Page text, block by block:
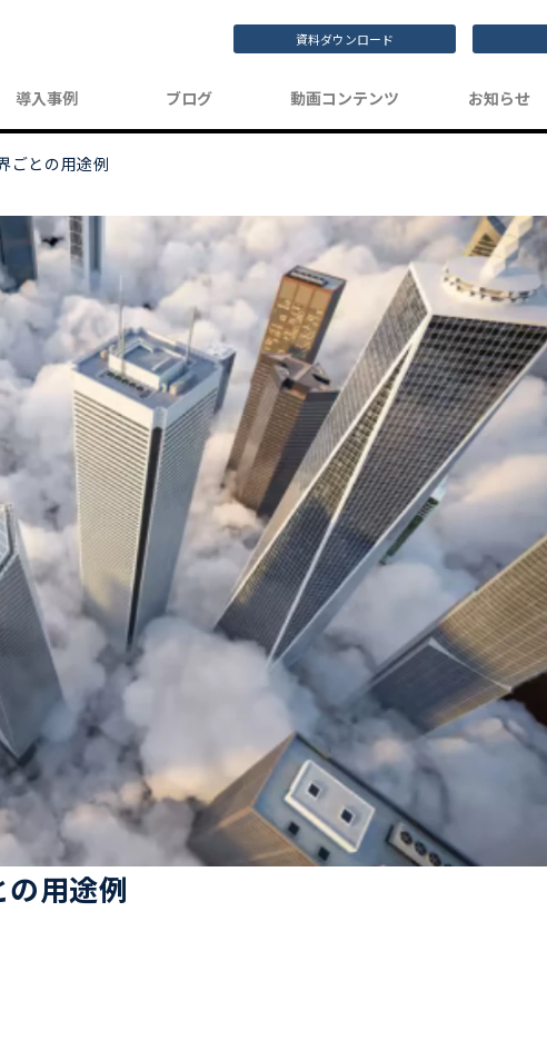
資料ダウンロード
導入事例 ブログ 動画コンテンツ お知らせ
ごとの用途例
用途例